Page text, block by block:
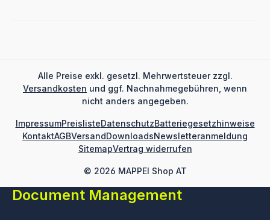
Alle Preise exkl. gesetzl. Mehrwertsteuer zzgl.
Versandkosten und ggf. Nachnahmegebühren, wenn
nicht anders angegeben.
© 2026 MAPPEI Shop AT
ImpressumPreislisteDatenschutzBatteriegesetzhinweise
KontaktAGBVersandDownloadsNewsletteranmeldung
SitemapVertrag widerrufen
Document Management